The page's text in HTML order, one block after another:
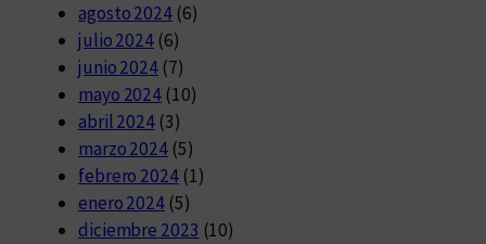
agosto 2024(6)
julio 2024 (6)
junio 2024 (7)
mayo 2024 (10)
abril 2024 (3)
marzo 2024 (5)
febrero 2024(1)
enero 2024 (5)
diciembre 2023 (10)